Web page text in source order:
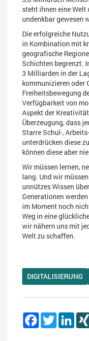
steht ihnen eine
undenkbar gewesen
Die erfolgreiche
in Kombination mit
geografische
Schichten begrenzt.
3 Milliarden in der
kommunizieren oder
Freiheitsbewegung
Verfügbarkeit von
Aspekt der
Überzeugung, dass
Starre Schul-,
unterdrücken diese
können diese aber
Wir müssen lernen,
lang. Und wir
unnützes Wissen
Generationen
im Moment noch
Weg in eine
wir nähern uns mit
Welt zu schaffen.
DIGITALISIERUNG
FacebookTwitter